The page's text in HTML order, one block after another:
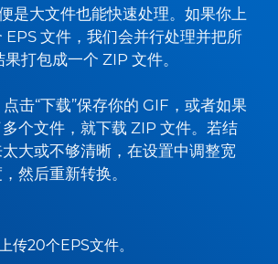
是大文件也能快速处理。如果你上
EPS 文件，我们会并行处理并把所
打包成一个 ZIP 文件。
点击“下载”保存你的 GIF，或者如果
个文件，就下载 ZIP 文件。若结
大或不够清晰，在设置中调整宽
然后重新转换。
传20个EPS文件。